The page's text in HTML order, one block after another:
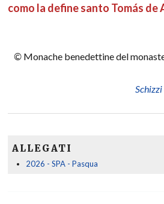
como la define santo Tomás de
© Monache benedettine del
ALLEGATI
2026 - SPA - Pasqua